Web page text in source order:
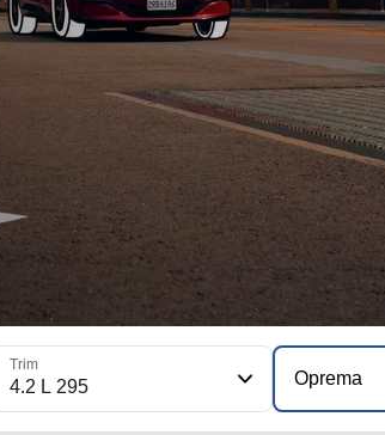
Trim
4.2 L 295 Oprema